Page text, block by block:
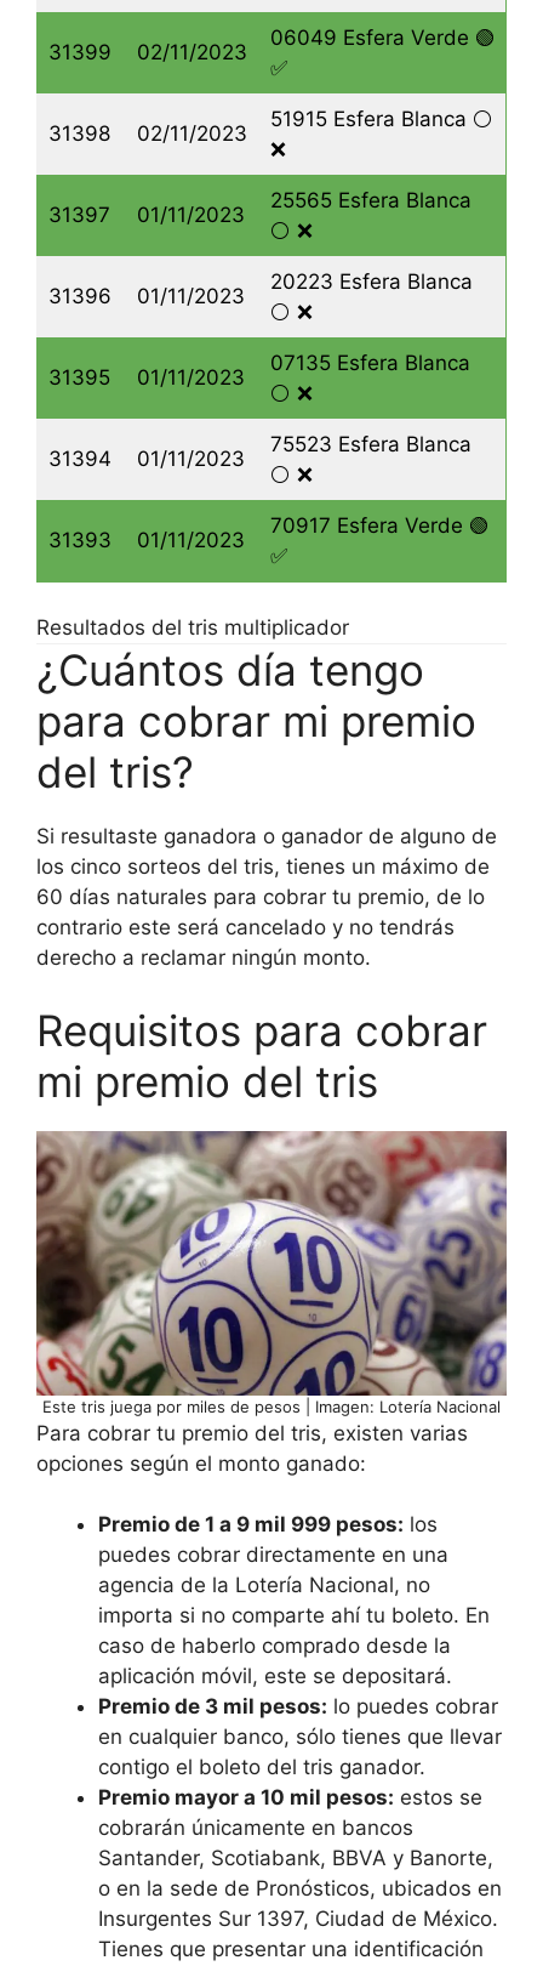
31399 02/11/2023
06049 Esfera Verde 🟢
✅
31398 02/11/2023
51915 Esfera Blanca ⚪️
❌
31397 01/11/2023
25565 Esfera Blanca
⚪️ ❌
31396 01/11/2023
20223 Esfera Blanca
⚪️ ❌
31395 01/11/2023
07135 Esfera Blanca
⚪️ ❌
31394 01/11/2023
75523 Esfera Blanca
⚪️ ❌
31393 01/11/2023
70917 Esfera Verde 🟢
✅
Resultados del tris multiplicador
¿Cuántos día tengo
para cobrar mi premio
del tris?
Si resultaste ganadora o ganador de alguno de
los cinco sorteos del tris, tienes un máximo de
60 días naturales para cobrar tu premio, de lo
contrario este será cancelado y no tendrás
derecho a reclamar ningún monto.
Requisitos para cobrar
mi premio del tris
Este tris juega por miles de pesos | Imagen: Lotería Nacional
Para cobrar tu premio del tris, existen varias
opciones según el monto ganado:
Premio de 1 a 9 mil 999 pesos: los
puedes cobrar directamente en una
agencia de la Lotería Nacional, no
importa si no comparte ahí tu boleto. En
caso de haberlo comprado desde la
aplicación móvil, este se depositará.
Premio de 3 mil pesos: lo puedes cobrar
en cualquier banco, sólo tienes que llevar
contigo el boleto del tris ganador.
Premio mayor a 10 mil pesos: estos se
cobrarán únicamente en bancos
Santander, Scotiabank, BBVA y Banorte,
o en la sede de Pronósticos, ubicados en
Insurgentes Sur 1397, Ciudad de México.
Tienes que presentar una identificación